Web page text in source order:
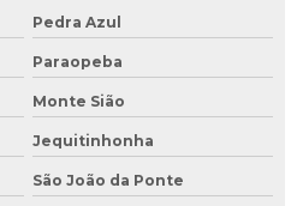
Pedra Azul
Paraopeba
Monte Sião
Jequitinhonha
São João da Ponte